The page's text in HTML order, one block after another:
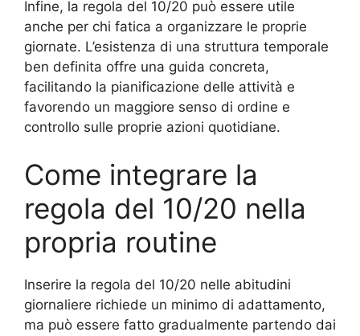
Infine, la regola del 10/20 può essere utile
anche per chi fatica a organizzare le proprie
giornate. L’esistenza di una struttura temporale
ben definita offre una guida concreta,
facilitando la pianificazione delle attività e
favorendo un maggiore senso di ordine e
controllo sulle proprie azioni quotidiane.
Come integrare la
regola del 10/20 nella
propria routine
Inserire la regola del 10/20 nelle abitudini
giornaliere richiede un minimo di adattamento,
ma può essere fatto gradualmente partendo dai